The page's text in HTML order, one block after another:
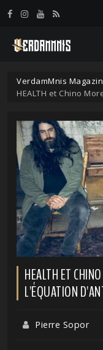
VerdamMnis
HEALTH et Chino
HEALTH ET
L'ÉQUATION
Pierre Sopor
Panneau de gestion